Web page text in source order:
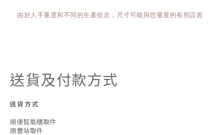
由於人手量度和不同的生產批次，尺寸可能與您量度的有所誤差
送貨及付款方式
送貨方式
順便智能櫃取件
順豐站取件